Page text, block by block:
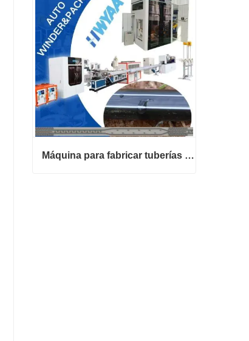
Máquina para fabricar tuberías de riego por goteo tipo tira de cinta T